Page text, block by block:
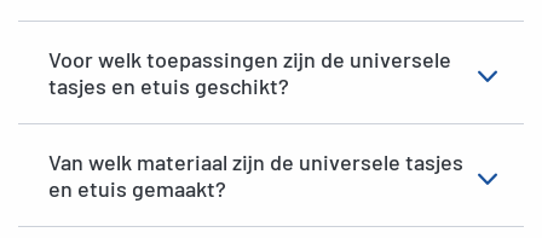
Voor welk toepassingen zijn de universele
tasjes en etuis geschikt?
Van welk materiaal zijn de universele tasjes
en etuis gemaakt?